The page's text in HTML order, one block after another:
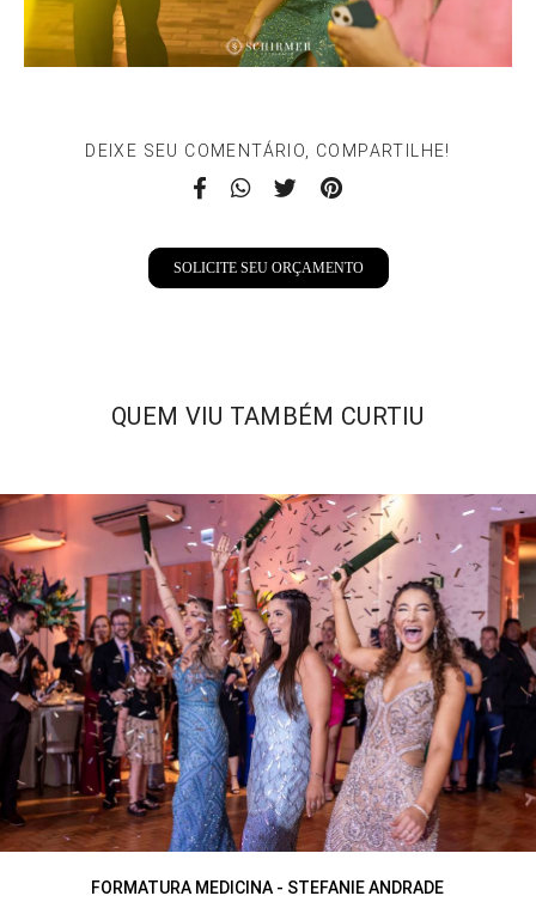
DEIXE SEU COMENTÁRIO, COMPARTILHE!
SOLICITE SEU ORÇAMENTO
QUEM VIU TAMBÉM CURTIU
FORMATURA MEDICINA - STEFANIE ANDRADE